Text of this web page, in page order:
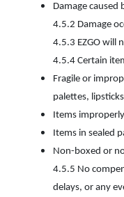
Damage
4.5.2 Damage
4.5.3 EZGO will
4.5.4 Certain
Fragile or
palettes,
Items
Items in sealed
Non-boxed or
4.5.5 No
delays, or any